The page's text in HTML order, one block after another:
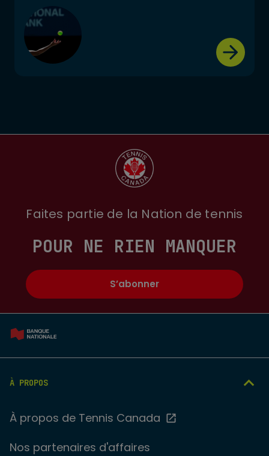
À PROPOS
À propos de Tennis Canada
Nos partenaires d'affaires
Faites partie de la Nation de tennis
POUR NE RIEN MANQUER
S’abonner